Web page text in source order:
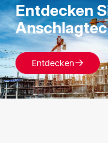
Entdecken
Entdecken